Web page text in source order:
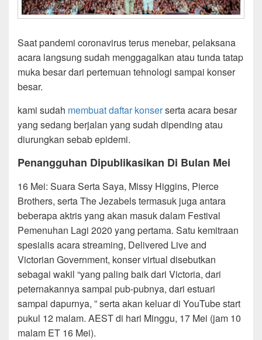
Saat pandemi coronavirus terus menebar, pelaksana
acara langsung sudah menggagalkan atau tunda tatap
muka besar dari pertemuan tehnologi sampai konser
besar.
kami sudah membuat daftar konserserta acara besar
yang sedang berjalan yang sudah dipending atau
diurungkan sebab epidemi.
Penangguhan Dipublikasikan Di Bulan Mei
16 Mei: Suara Serta Saya, Missy Higgins, Pierce
Brothers, serta The Jezabels termasuk juga antara
beberapa aktris yang akan masuk dalam Festival
Pemenuhan Lagi 2020 yang pertama. Satu kemitraan
spesialis acara streaming, Delivered Live and
Victorian Government, konser virtual disebutkan
sebagai wakil “yang paling baik dari Victoria, dari
peternakannya sampai pub-pubnya, dari estuari
sampai dapurnya, ” serta akan keluar di YouTube start
pukul 12 malam. AEST di hari Minggu, 17 Mei (jam 10
malam ET 16 Mei).